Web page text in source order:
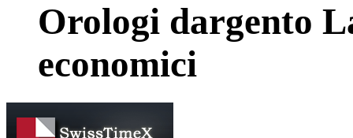
Orologi dargento
economici